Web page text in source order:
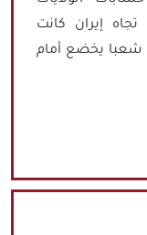
تجاه إيران كانت
شعبا يخضع أمام